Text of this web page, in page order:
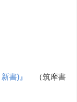
書)』
（筑摩書